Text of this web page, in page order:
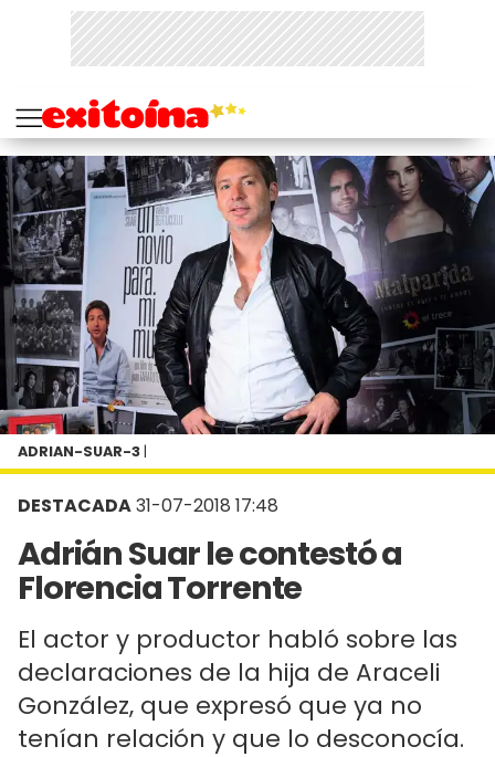
DESTACADA31-07-2018 17:48
Adrián Suar le contestó a
Florencia Torrente
El actor y productor habló sobre las
declaraciones de la hija de Araceli
González, que expresó que ya no
tenían relación y que lo desconocía.
ADRIAN-SUAR-3 |